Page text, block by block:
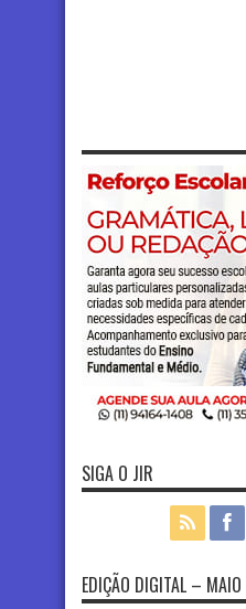
SIGA O JIR
EDIÇÃO DIGITAL –